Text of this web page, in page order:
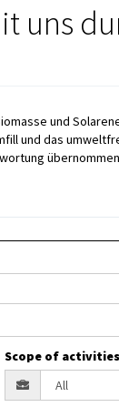
uns
und
und das
Scope of activities